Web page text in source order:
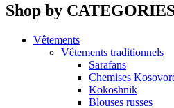
Shop by
Vêtements
Vêtements traditionnels
Sarafans
Chemises
Kokoshnik
Blouses russes